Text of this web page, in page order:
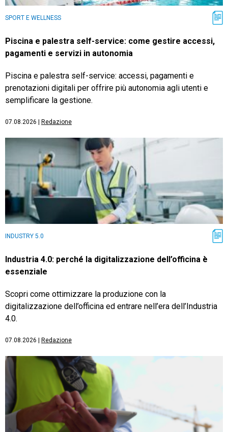
SPORT E WELLNESS
Piscina e palestra self-service: come gestire accessi,
pagamenti e servizi in autonomia
Piscina e palestra self-service: accessi, pagamenti e
prenotazioni digitali per offrire più autonomia agli utenti e
semplificare la gestione.
07.08.2026 Redazione
INDUSTRY 5.0
Industria 4.0: perché la digitalizzazione dell’officina è
essenziale
Scopri come ottimizzare la produzione con la
digitalizzazione dell’officina ed entrare nell’era dell’Industria
4.0.
07.08.2026 Redazione